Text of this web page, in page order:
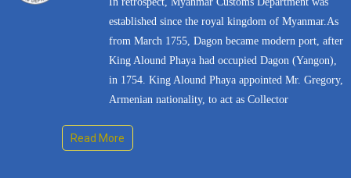
established since the royal kingdom of Myanmar.As
from March 1755, Dagon became modern port, after
King Alound Phaya had occupied Dagon (Yangon),
in 1754. King Alound Phaya appointed Mr. Gregory,
Armenian nationality, to act as Collector
Read More